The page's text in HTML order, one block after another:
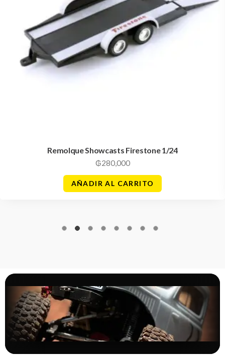
Remolque Showcasts Firestone 1/24
₲280,000
AÑADIR AL CARRITO